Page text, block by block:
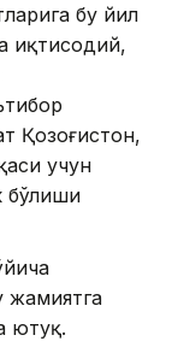
бу йил
иқтисодий,
Қозоғистон,
учун
бўлиши
жамиятга
ютуқ.